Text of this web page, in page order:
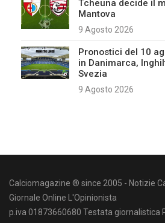
Tcheuna decide il
Mantova
9 Agosto 2026
Pronostici del 10
in Danimarca,
Svezia
9 Agosto 2026
Calciomagazine ® since 2005 - Notizie
Giornale Online L'Opinionista
p.iva 01873660680 Testata giornalistica